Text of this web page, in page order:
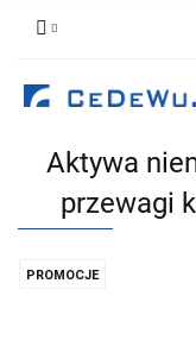
Aktywa
przewagi
PROMOCJE